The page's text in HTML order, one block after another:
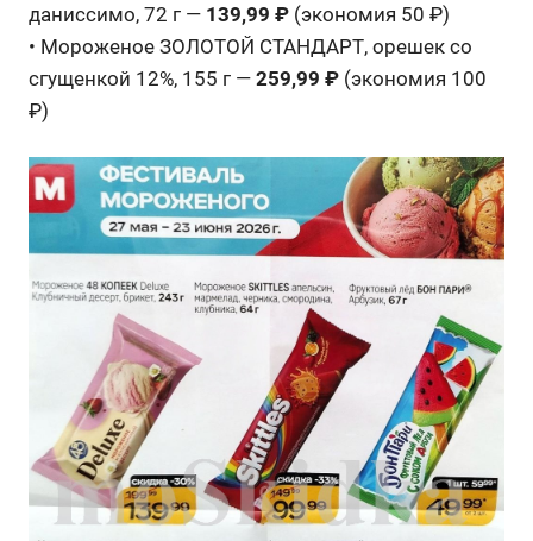
даниссимо, 72 г — 139,99 ₽ (экономия 50 ₽)
• Мороженое ЗОЛОТОЙ СТАНДАРТ, орешек со
сгущенкой 12%, 155 г — 259,99 ₽ (экономия 100
₽)